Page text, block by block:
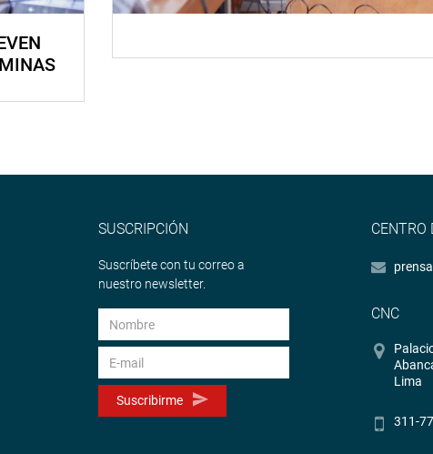
SUSCRIPCIÓN
Suscríbete con tu correo a
nuestro newsletter.
Suscribirme
CENTRO
CNC
Lima
311-